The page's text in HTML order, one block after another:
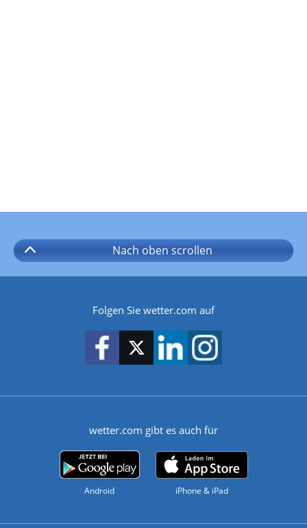
Nach oben scrollen
Folgen Sie wetter.com auf
wetter.com gibt es auch für
Android iPhone & iPad